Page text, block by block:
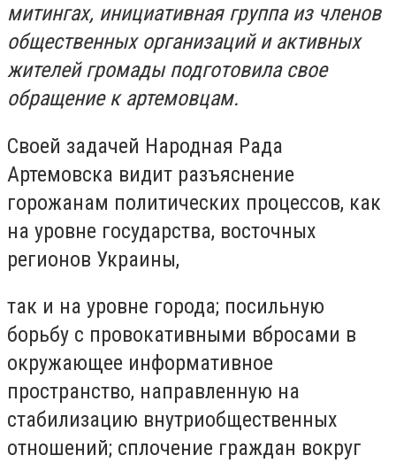
митингах, инициативная группа из членов
общественных организаций и активных
жителей громады подготовила свое
обращение к артемовцам.
Своей задачей Народная Рада
Артемовска видит разъяснение
горожанам политических процессов, как
на уровне государства, восточных
регионов Украины,
так и на уровне города; посильную
борьбу с провокативными вбросами в
окружающее информативное
пространство, направленную на
стабилизацию внутриобщественных
отношений; сплочение граждан вокруг